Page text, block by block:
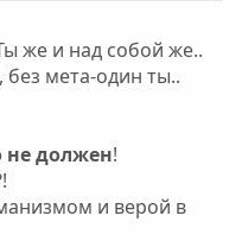
же и над собой же..
без мета-один ты..
не должен!
и верой в